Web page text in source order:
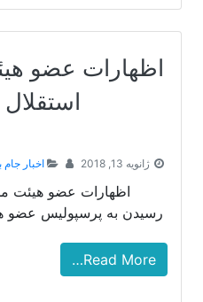
اظهارات عضو
ژانویه 13, 2018 اخبار جام
اظهارات عضو هیئت
رسیدن به پرسپولیس عضو
Read More…